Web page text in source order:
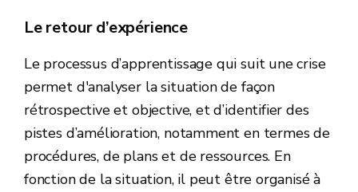
Le retour d’expérience
Le processus d’apprentissage qui suit une crise
permet d'analyser la situation de façon
rétrospective et objective, et d’identifier des
pistes d’amélioration, notamment en termes de
procédures, de plans et de ressources. En
fonction de la situation, il peut être organisé à